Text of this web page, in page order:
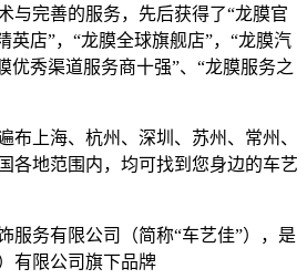
与完善的服务，先后获得了“龙膜官
英店”，“龙膜全球旗舰店”，“龙膜汽
优秀渠道服务商十强”、“龙膜服务之
布上海、杭州、深圳、苏州、常州、
各地范围内，均可找到您身边的车艺
服务有限公司（简称“车艺佳”），是
有限公司旗下品牌